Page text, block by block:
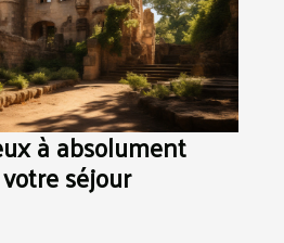
à absolument
séjour